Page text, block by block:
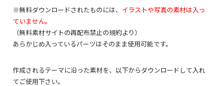
※無料ダウンロードされたものには、 イラストや写真の素材は入っ
ていません。
（無料素材サイトの再配布禁止の規約より）
あらかじめ入っているパーツはそのまま使用可能です。
作成されるテーマに沿った素材を、以下からダウンロードして入れ
てご使用下さい。